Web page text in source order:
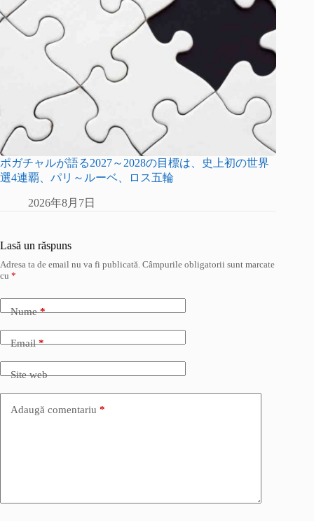
ポガチャルが語る2027～2028の目標は、史上初の世界
選4連覇、パリ～ルーベ、ロス五輪
2026年8月7日
Lasă un răspuns
Adresa ta de email nu va fi publicată. Câmpurile obligatorii sunt marcate
cu *
Nume*
Email*
Site web
Adaugă comentariu *